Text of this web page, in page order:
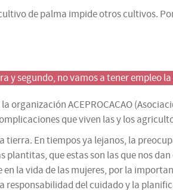
de palma impide otros cultivos.
y segundo, no vamos a tener empleo
ACEPROCACAO
que viven las y los
En tiempos ya lejanos, la
que estas son las que nos
la vida de las mujeres, por la
responsabilidad del cuidado y la